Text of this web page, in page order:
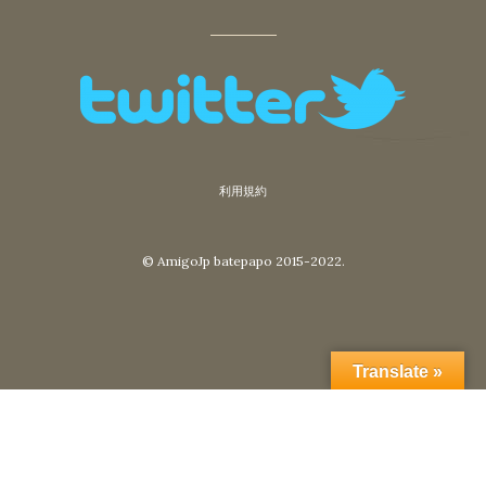
利用規約
© AmigoJp batepapo 2015-2022.
Translate »